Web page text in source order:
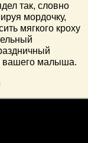
так, словно
мордочку,
мягкого кроху
вашего малыша.